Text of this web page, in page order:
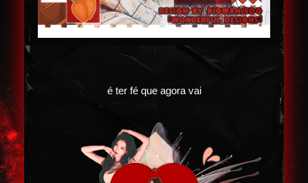
é ter fé que agora vai